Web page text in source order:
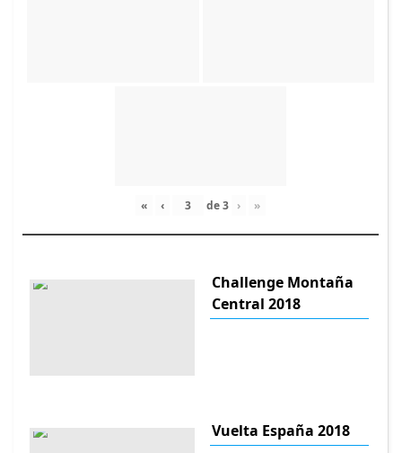
« ‹ de3 › »
Challenge Montaña
Central 2018
Vuelta España 2018